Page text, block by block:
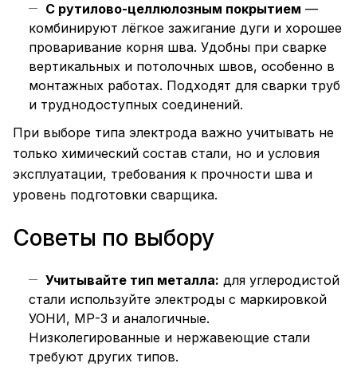
С рутилово-целлюлозным покрытием —
комбинируют лёгкое зажигание дуги и хорошее
проваривание корня шва. Удобны при сварке
вертикальных и потолочных швов, особенно в
монтажных работах. Подходят для сварки труб
и труднодоступных соединений.
При выборе типа электрода важно учитывать не
только химический состав стали, но и условия
эксплуатации, требования к прочности шва и
уровень подготовки сварщика.
Советы по выбору
Учитывайте тип металла: для углеродистой
стали используйте электроды с маркировкой
УОНИ, МР-3 и аналогичные.
Низколегированные и нержавеющие стали
требуют других типов.